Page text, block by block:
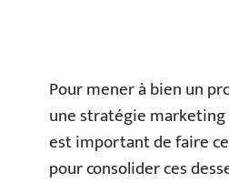
Pour mener à bien un
une stratégie marketing
est important de faire
pour consolider ces